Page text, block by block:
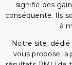
signifie des
conséquente. Ils
à
Notre site,
vous propose la